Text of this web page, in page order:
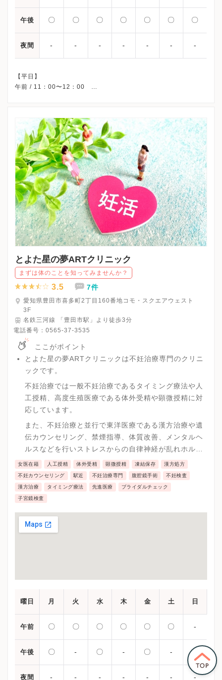
午後 〇 〇 〇 〇 〇 〇 〇
夜間 - - - - - - -
【平日】
午前 / 11：00〜12：00
午前 / 10：00〜12：00
午後 /12：00〜17：00
※完全予約制です。
※詳細はクリニックHPを確認、または直接お問い合わせくださ
とよた星の夢ARTクリニック
まずは体のことを知ってみませんか？
3.5 7件
愛知県豊田市喜多町2丁目160番地コモ・スクエアウェスト
3F
名鉄三河線 「豊田市駅」より徒歩3分
電話番号： 0565-37-3535
ここがポイント
とよた星の夢ARTクリニックは不妊治療専門のクリニ
ックです。
不妊治療では一般不妊治療であるタイミング療法や人
工授精、高度生殖医療である体外受精や顕微授精に対
応しています。
また、不妊治療と並行で東洋医療である漢方治療や遺
伝カウンセリング、禁煙指導、体質改善、メンタルヘ
ルスなどを行いストレスからの自律神経が乱れホルモ
ンバランスが崩れたり生活習慣病による妊娠率の低下
を防いでいます。
女医在籍 人工授精 体外受精 顕微授精 凍結保存 漢方処方
不妊カウンセリング 駅近 不妊治療専門 腹腔鏡手術 不妊検査
漢方治療 タイミング療法 先進医療 ブライダルチェック
子宮鏡検査
曜日 月 火 水 木 金 土 日
午前 〇 〇 〇 〇 〇 〇 -
午後 〇 - 〇 - 〇 - -
夜間 - - - - - - -